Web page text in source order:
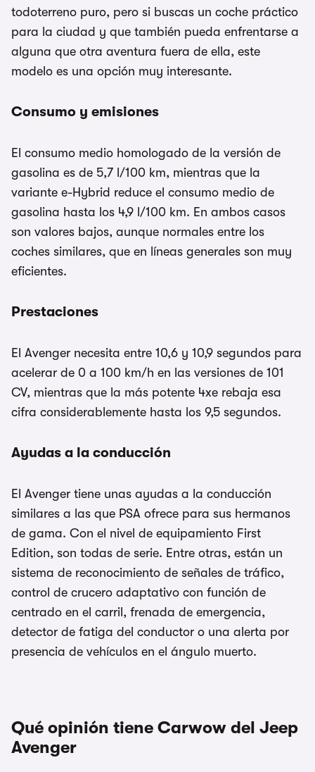
todoterreno puro, pero si buscas un coche práctico
para la ciudad y que también pueda enfrentarse a
alguna que otra aventura fuera de ella, este
modelo es una opción muy interesante.
Consumo y emisiones
El consumo medio homologado de la versión de
gasolina es de 5,7 l/100 km, mientras que la
variante e-Hybrid reduce el consumo medio de
gasolina hasta los 4,9 l/100 km. En ambos casos
son valores bajos, aunque normales entre los
coches similares, que en líneas generales son muy
eficientes.
Prestaciones
El Avenger necesita entre 10,6 y 10,9 segundos para
acelerar de 0 a 100 km/h en las versiones de 101
CV, mientras que la más potente 4xe rebaja esa
cifra considerablemente hasta los 9,5 segundos.
Ayudas a la conducción
El Avenger tiene unas ayudas a la conducción
similares a las que PSA ofrece para sus hermanos
de gama. Con el nivel de equipamiento First
Edition, son todas de serie. Entre otras, están un
sistema de reconocimiento de señales de tráfico,
control de crucero adaptativo con función de
centrado en el carril, frenada de emergencia,
detector de fatiga del conductor o una alerta por
presencia de vehículos en el ángulo muerto.
Qué opinión tiene Carwow del Jeep
Avenger